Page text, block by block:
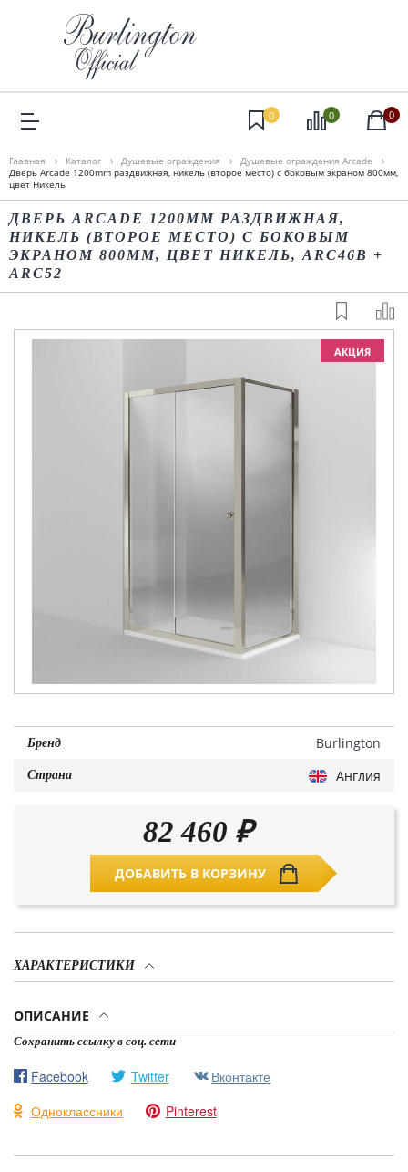
0 0 0
Главная Каталог Душевые ограждения
Душевые ограждения Arcade
Дверь Arcade 1200mm раздвижная, никель (второе место) с боковым экраном 800мм,
цвет Никель
ДВЕРЬ ARCADE 1200MM РАЗДВИЖНАЯ,
НИКЕЛЬ (ВТОРОЕ МЕСТО) С БОКОВЫМ
ЭКРАНОМ 800ММ, ЦВЕТ НИКЕЛЬ, ARC46B +
ARC52
АКЦИЯ
Бренд Burlington
Страна Англия
82 460 ₽
ДОБАВИТЬ В КОРЗИНУ
ХАРАКТЕРИСТИКИ
ОПИСАНИЕ
Сохранить ссылку в соц. сети
Facebook Twitter
Вконтакте
Одноклассники
Pinterest